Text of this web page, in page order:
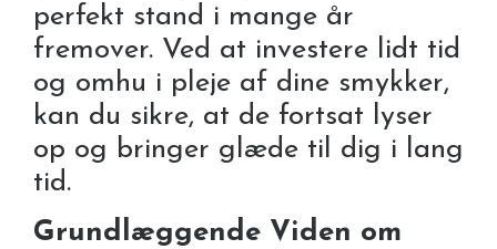
perfekt stand i mange år
fremover. Ved at investere lidt tid
og omhu i pleje af dine smykker,
kan du sikre, at de fortsat lyser
op og bringer glæde til dig i lang
tid.
Grundlæggende Viden om